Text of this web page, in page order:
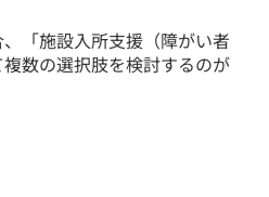
「施設入所支援（障がい者
数の選択肢を検討するのが